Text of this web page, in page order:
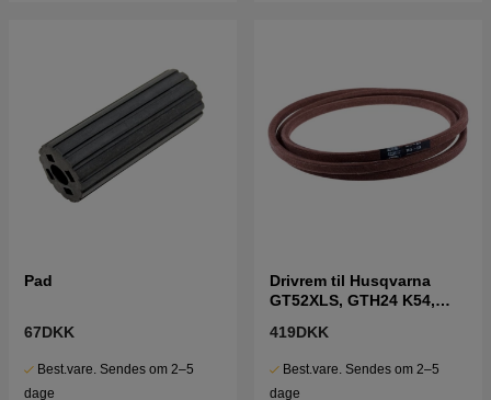
Pad
67DKK
Best.vare. Sendes om 2–5
dage
Drivrem til Husqvarna
GT52XLS, GTH24 K54,
419DKK
Best.vare. Sendes om 2–5
dage